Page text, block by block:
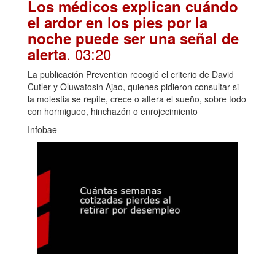
Los médicos explican cuándo
el ardor en los pies por la
noche puede ser una señal de
alerta. 03:20
La publicación Prevention recogió el criterio de David
Cutler y Oluwatosin Ajao, quienes pidieron consultar si
la molestia se repite, crece o altera el sueño, sobre todo
con hormigueo, hinchazón o enrojecimiento
Infobae